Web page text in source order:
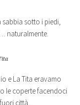
sabbia sotto i piedi,
naturalmente.
e La Tita eravamo
le coperte facendoci
città.